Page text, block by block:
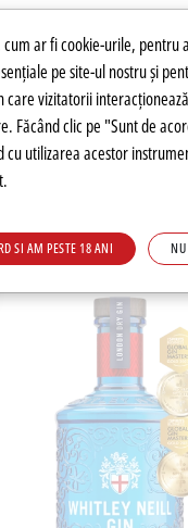
pentru cookie-
ar fi cookie-urile, pentru
pe site-ul nostru și
care vizitatorii
Făcând clic pe "Sunt de
cu utilizarea acestor
SI AM PESTE 18 ANI NU